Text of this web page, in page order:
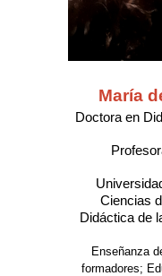
María
Doctoraen
Ciencias
Didáctica de
Enseñanza
formadores;